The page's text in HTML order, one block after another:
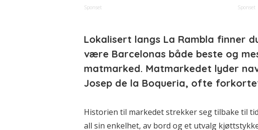
Sponset Sponset
Lokalisert langs La Rambla finner
være Barcelonas både beste og
matmarked. Matmarkedet lyder
Josep de la Boqueria, ofte
Historien til markedet strekker seg tilbake til
all sin enkelhet, av bord og et utvalg